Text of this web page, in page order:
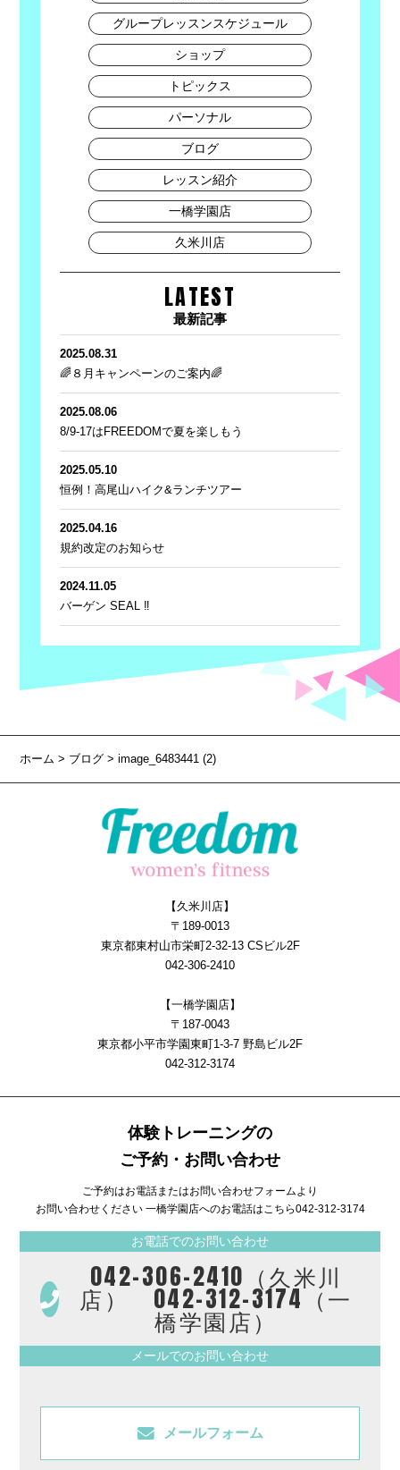
グループレッスンスケジュール
ショップ
トピックス
パーソナル
ブログ
レッスン紹介
一橋学園店
久米川店
LATEST
最新記事
2025.08.31
🌈８月キャンペーンのご案内🌈
2025.08.06
8/9-17はFREEDOMで夏を楽しもう
2025.05.10
恒例！高尾山ハイク&ランチツアー
2025.04.16
規約改定のお知らせ
2024.11.05
バーゲン SEAL ‼
ホーム> ブログ > image_6483441 (2)
【久米川店】
〒189-0013
東京都東村山市栄町2-32-13 CSビル2F
042-306-2410
【一橋学園店】
〒187-0043
東京都小平市学園東町1-3-7 野島ビル2F
042-312-3174
体験トレーニングの
ご予約・お問い合わせ
ご予約はお電話またはお問い合わせフォームより
お問い合わせください 一橋学園店へのお電話はこちら042-312-3174
お電話でのお問い合わせ
042-306-2410（久米川
店） 042-312-3174（一
橋学園店）
メールでのお問い合わせ
メールフォーム